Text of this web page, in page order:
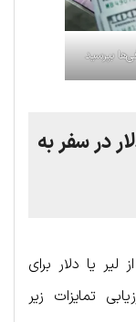
بپرسید
در سفر به
یا دلار برای
تمایزات زیر